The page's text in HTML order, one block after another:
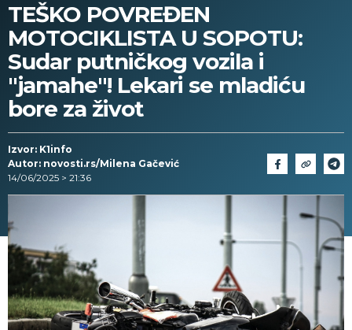
TEŠKO POVREĐEN
MOTOCIKLISTA U SOPOTU:
Sudar putničkog vozila i
"jamahe"! Lekari se mladiću
bore za život
Izvor: K1info
Autor: novosti.rs/Milena Gačević
14/06/2025 > 21:36